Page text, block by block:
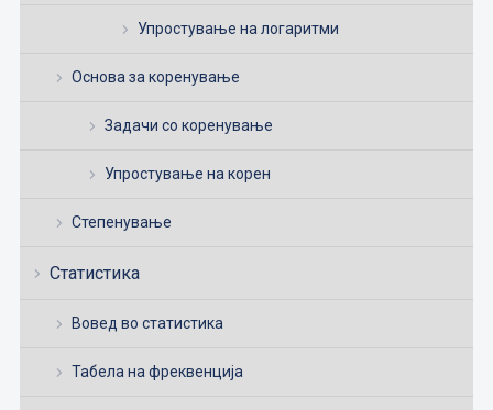
Упростување на логаритми
Основа за коренување
Задачи со коренување
Упростување на корен
Степенување
Статистика
Вовед во статистика
Табела на фреквенција